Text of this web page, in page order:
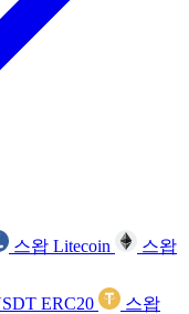
스왑 Litecoin
스왑
ERC20
스왑